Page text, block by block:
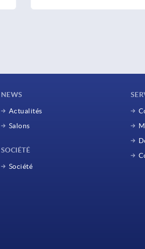
NEWS
Actualités
Salons
SOCIÉTÉ
Société